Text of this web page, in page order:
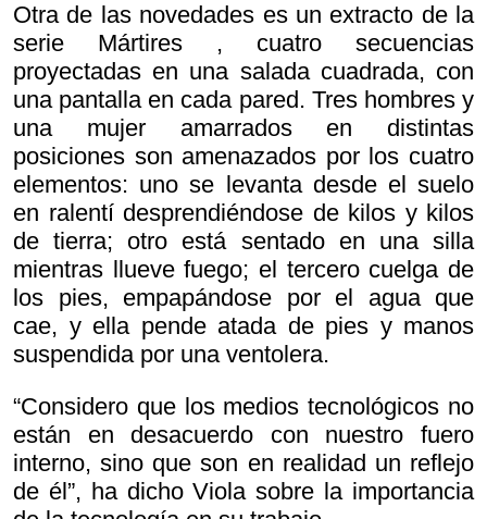
Otra de las novedades es un extracto de la
serie Mártires , cuatro secuencias
proyectadas en una salada cuadrada, con
una pantalla en cada pared. Tres hombres y
una mujer amarrados en distintas
posiciones son amenazados por los cuatro
elementos: uno se levanta desde el suelo
en ralentí desprendiéndose de kilos y kilos
de tierra; otro está sentado en una silla
mientras llueve fuego; el tercero cuelga de
los pies, empapándose por el agua que
cae, y ella pende atada de pies y manos
suspendida por una ventolera.
“Considero que los medios tecnológicos no
están en desacuerdo con nuestro fuero
interno, sino que son en realidad un reflejo
de él”, ha dicho Viola sobre la importancia